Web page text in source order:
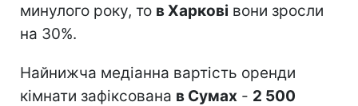
минулого року, то в Харкові вони зросли
на 30%.
Найнижча медіанна вартість оренди
кімнати зафіксована в Сумах - 2 500